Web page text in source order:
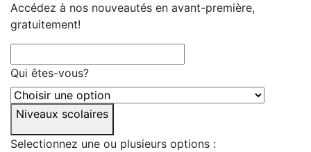
Accédez à nos nouveautés en avant-première,
gratuitement!
Qui êtes-vous?
Niveaux scolaires
Selectionnez une ou plusieurs options :